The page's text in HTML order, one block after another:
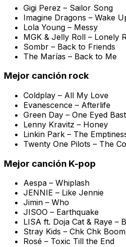
Gigi Perez – Sailor Song
Imagine Dragons – Wake
Lola Young – Messy
MGK & Jelly Roll – Lonely
Sombr – Back to Friends
The Marías – Back to Me
Mejor canción rock
Coldplay – All My Love
Evanescence – Afterlife
Green Day – One Eyed
Lenny Kravitz – Honey
Linkin Park – The
Twenty One Pilots – The
Mejor canción K-pop
Aespa – Whiplash
JENNIE – Like Jennie
Jimin – Who
JISOO – Earthquake
LISA ft. Doja Cat & Raye –
Stray Kids – Chk Chk Boom
Rosé – Toxic Till the End